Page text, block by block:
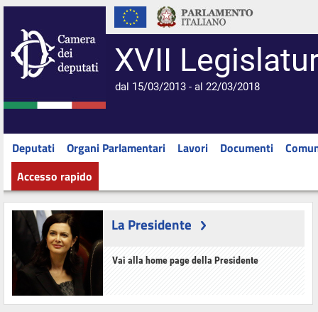
XVII
dal 15/03/2013 - al 22/03/2018
Deputati Organi Parlamentari Lavori Documenti
Accesso rapido
La Presidente
Vai alla home page della Presidente